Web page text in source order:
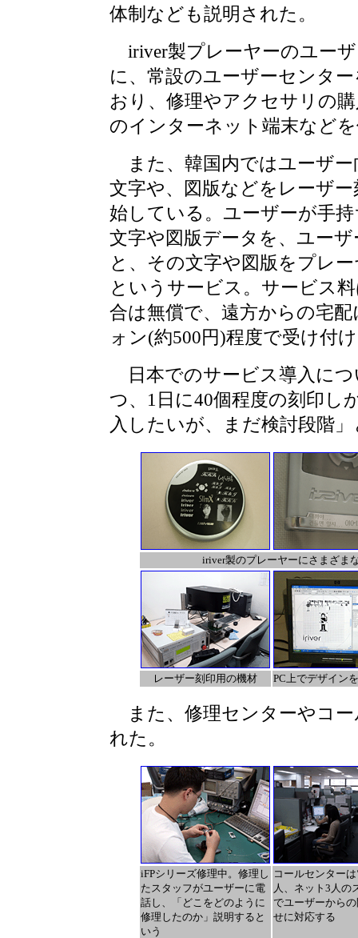
体制なども説明された。
iriver製プレーヤーのユー
に、常設のユーザーセンタ
おり、修理やアクセサリの
のインターネット端末など
また、韓国内ではユーザー
文字や、図版などをレーザ
始している。ユーザーが手
文字や図版データを、ユー
と、その文字や図版をプレ
というサービス。サービス
合は無償で、遠方からの宅
ォン(約500円)程度で受け付
日本でのサービス導入につ
つ、1日に40個程度の刻印し
入したいが、まだ検討段階
iriver製のプレーヤーにさまざま
レーザー刻印用の機材 PC上でデザイン
また、修理センターやコ
れた。
iFPシリーズ修理中。修理し
たスタッフがユーザーに電
話し、「どこをどのように
修理したのか」説明すると
いう
コールセンター
人、ネット3人の
でユーザーから
せに対応する